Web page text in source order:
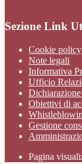
Sezione Link
Cookie policy
Note legali
Informativa
Ufficio
Obiettivi di
Gestione
Pagina